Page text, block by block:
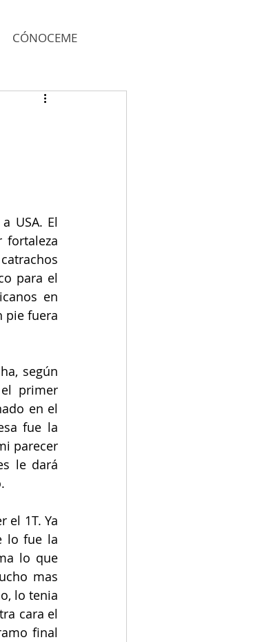
CÓNOCEME
USA. El
para el
en
pie fuera
según
primer
en el
fue la
parecer
le dará
el 1T. Ya
lo fue la
lo que
mas
lo tenia
cara el
final